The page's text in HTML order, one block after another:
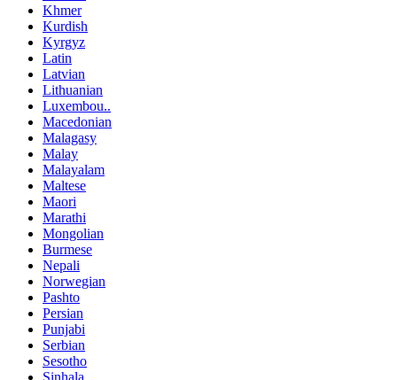
Khmer
Kurdish
Kyrgyz
Latin
Latvian
Lithuanian
Luxembou..
Macedonian
Malagasy
Malay
Malayalam
Maltese
Maori
Marathi
Mongolian
Burmese
Nepali
Norwegian
Pashto
Persian
Punjabi
Serbian
Sesotho
Sinhala